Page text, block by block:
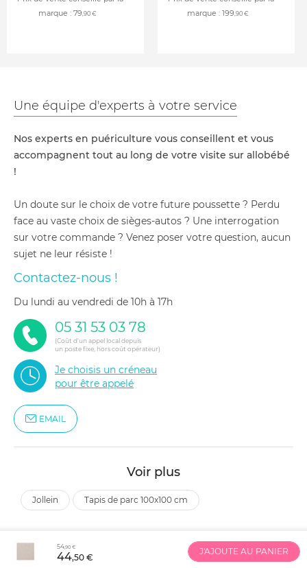
marque : 79,90 €
marque : 199,90 €
Une équipe d'experts à votre service
Nos experts en puériculture vous conseillent et vous
accompagnent tout au long de votre visite sur allobébé
!
Un doute sur le choix de votre future poussette ? Perdu
face au vaste choix de sièges-autos ? Une interrogation
sur votre commande ? Venez poser votre question, aucun
sujet ne leur résiste !
Contactez-nous !
du lundi au vendredi de 10h à 17h
05 31 53 03 78
(Coût d'un appel local depuis
un poste fixe, hors coût opérateur)
Je choisis un créneau
pour être appelé
EMAIL
Voir plus
jollein tapis de parc 100x100 cm
54,90 €
44,50 €
J'AJOUTE AU PANIER